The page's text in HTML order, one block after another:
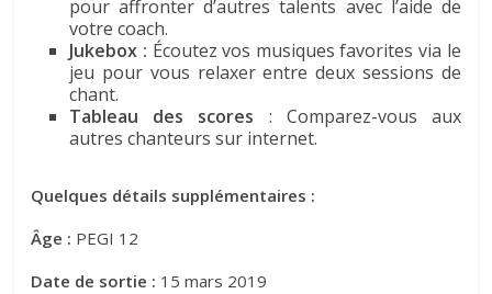
pour affronter d’autres talents avec l’aide de
votre coach.
Jukebox : Écoutez vos musiques favorites via le
jeu pour vous relaxer entre deux sessions de
chant.
Tableau des scores : Comparez-vous aux
autres chanteurs sur internet.
Quelques détails supplémentaires :
Âge : PEGI 12
Date de sortie : 15 mars 2019